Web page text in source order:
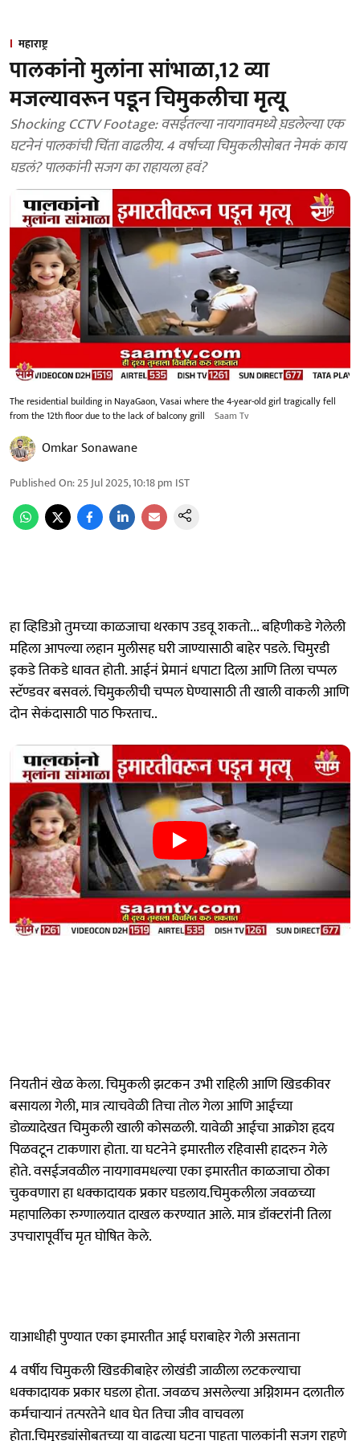
महाराष्ट्र
पालकांनो मुलांना सांभाळा,12 व्या
मजल्यावरून पडून चिमुकलीचा मृत्यू
Shocking CCTV Footage: वसईतल्या नायगावमध्ये घ़डलेल्या एक
घटनेनं पालकांची चिंता वाढलीय. 4 वर्षाच्या चिमुकलीसोबत नेमकं काय
घडलं? पालकांनी सजग का राहायला हवं?
The residential building in NayaGaon, Vasai where the 4-year-old girl tragically fell
from the 12th floor due to the lack of balcony grill
Saam Tv
Omkar Sonawane
Published On:25 Jul 2025, 10:18 pm IST
हा व्हिडिओ तुमच्या काळजाचा थरकाप उडवू शकतो... बहिणीकडे गेलेली
महिला आपल्या लहान मुलीसह घरी जाण्यासाठी बाहेर पडले. चिमुरडी
इकडे तिकडे धावत होती. आईनं प्रेमानं धपाटा दिला आणि तिला चप्पल
स्टॅण्डवर बसवलं. चिमुकलीची चप्पल घेण्यासाठी ती खाली वाकली आणि
दोन सेकंदासाठी पाठ फिरताच..
नियतीनं खेळ केला. चिमुकली झटकन उभी राहिली आणि खिडकीवर
बसायला गेली, मात्र त्याचवेळी तिचा तोल गेला आणि आईच्या
डोळ्यादेखत चिमुकली खाली कोसळली. यावेळी आईचा आक्रोश हृदय
पिळवटून टाकणारा होता. या घटनेने इमारतील रहिवासी हादरुन गेले
होते. वसईजवळील नायगावमधल्या एका इमारतीत काळजाचा ठोका
चुकवणारा हा धक्कादायक प्रकार घडलाय.चिमुकलीला जवळच्या
महापालिका रुग्णालयात दाखल करण्यात आले. मात्र डॉक्टरांनी तिला
उपचारापूर्वीच मृत घोषित केले.
याआधीही पुण्यात एका इमारतीत आई घराबाहेर गेली असताना
4 वर्षीय चिमुकली खिडकीबाहेर लोखंडी जाळीला लटकल्याचा
धक्कादायक प्रकार घडला होता. जवळच असलेल्या अग्निशमन दलातील
कर्मचाऱ्यानं तत्परतेने धाव घेत तिचा जीव वाचवला
होता.चिमुरड्यांसोबतच्या या वाढत्या घटना पाहता पालकांनी सजग राहणे